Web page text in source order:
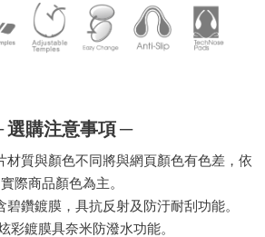
選購注意事項 ─
材質與顏色不同將與網頁顏色有色差，依
實際商品顏色為主。
碧鑽鍍膜，具抗反射及防汙耐刮功能。
彩鍍膜具奈米防潑水功能。